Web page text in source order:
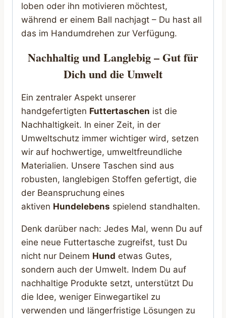
loben oder ihn motivieren möchtest,
während er einem Ball nachjagt – Du hast all
das im Handumdrehen zur Verfügung.
Nachhaltig und Langlebig – Gut für
Dich und die Umwelt
Ein zentraler Aspekt unserer
handgefertigten Futtertaschen ist die
Nachhaltigkeit. In einer Zeit, in der
Umweltschutz immer wichtiger wird, setzen
wir auf hochwertige, umweltfreundliche
Materialien. Unsere Taschen sind aus
robusten, langlebigen Stoffen gefertigt, die
der Beanspruchung eines
aktiven Hundelebens spielend standhalten.
Denk darüber nach: Jedes Mal, wenn Du auf
eine neue Futtertasche zugreifst, tust Du
nicht nur Deinem Hund etwas Gutes,
sondern auch der Umwelt. Indem Du auf
nachhaltige Produkte setzt, unterstützt Du
die Idee, weniger Einwegartikel zu
verwenden und längerfristige Lösungen zu